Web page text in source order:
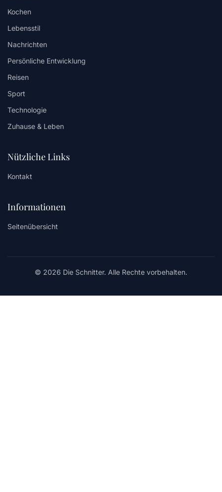
Kochen
Lebensstil
Nachrichten
Persönliche Entwicklung
Reisen
Sport
Technologie
Zuhause & Leben
Nützliche Links
Kontakt
Informationen
Seitenübersicht
© 2026 Die Schnitter. Alle Rechte vorbehalten.